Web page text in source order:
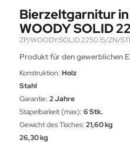
Bierzeltgarnitur
WOODY SOLID
ZP/WOODY.SOLID.2250.15/ZN/
Produkt für den gewerblichen
Konstruktion: Holz
Stahl
Garantie: 2 Jahre
Stapelbarkeit (max): 6 Stk.
Gewicht des Tisches: 21,60 kg
26,30 kg